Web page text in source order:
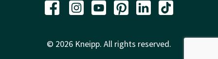
© 2026 Kneipp. All rights reserved.